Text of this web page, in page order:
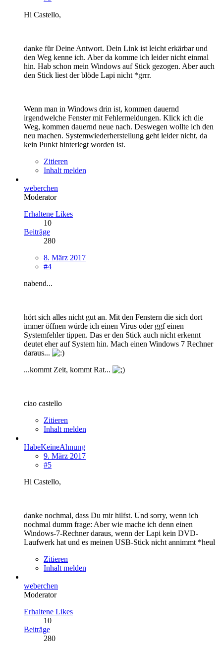
Hi Castello,
danke für Deine Antwort. Dein Link ist leicht erkärbar und
den Weg kenne ich. Aber da komme ich leider nicht einmal
hin. Hab schon mein Windows auf Stick gezogen. Aber auch
den Stick liest der blöde Lapi nicht *grrr.
Wenn man in Windows drin ist, kommen dauernd
irgendwelche Fenster mit Fehlermeldungen. Klick ich die
Weg, kommen dauernd neue nach. Deswegen wollte ich den
neu machen. Systemwiederherstellung geht leider nicht, da
kein Punkt hinterlegt worden ist.
Zitieren
Inhalt melden
weberchen
Moderator
Erhaltene Likes
10
Beiträge
280
8. März 2017
#4
nabend...
hört sich alles nicht gut an. Mit den Fenstern die sich dort
immer öffnen würde ich einen Virus oder ggf einen
Systemfehler tippen. Das er den Stick auch nicht erkennt
deutet eher auf System hin. Mach einen Windows 7 Rechner
daraus...
...kommt Zeit, kommt Rat...
ciao castello
Zitieren
Inhalt melden
HabeKeineAhnung
9. März 2017
#5
Hi Castello,
danke nochmal, dass Du mir hilfst. Und sorry, wenn ich
nochmal dumm frage: Aber wie mache ich denn einen
Windows-7-Rechner daraus, wenn der Lapi kein DVD-
Laufwerk hat und es meinen USB-Stick nicht annimmt *heul
Zitieren
Inhalt melden
weberchen
Moderator
Erhaltene Likes
10
Beiträge
280